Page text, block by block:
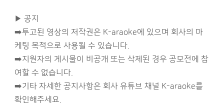
▶ 공지
➡️투고된 영상의 저작권은 K-araoke에 있으며 회사의 마
케팅 목적으로 사용될 수 있습니다.
➡️지원자의 게시물이 비공개 또는 삭제된 경우 공모전에 참
여할 수 없습니다.
➡️기타 자세한 공지사항은 회사 유튜브 채널 K-araoke를
확인해주세요.